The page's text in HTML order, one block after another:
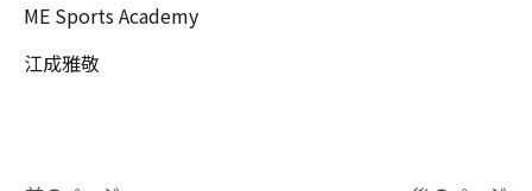
ME Sports Academy
江成雅敬